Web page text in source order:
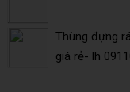
Thùng đựng
giá rẻ- lh